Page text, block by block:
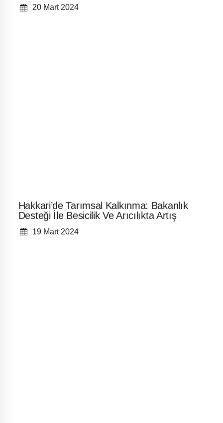
20 Mart 2024
Hakkari’de Tarımsal Kalkınma: Bakanlık
Desteği İle Besicilik Ve Arıcılıkta Artış
19 Mart 2024